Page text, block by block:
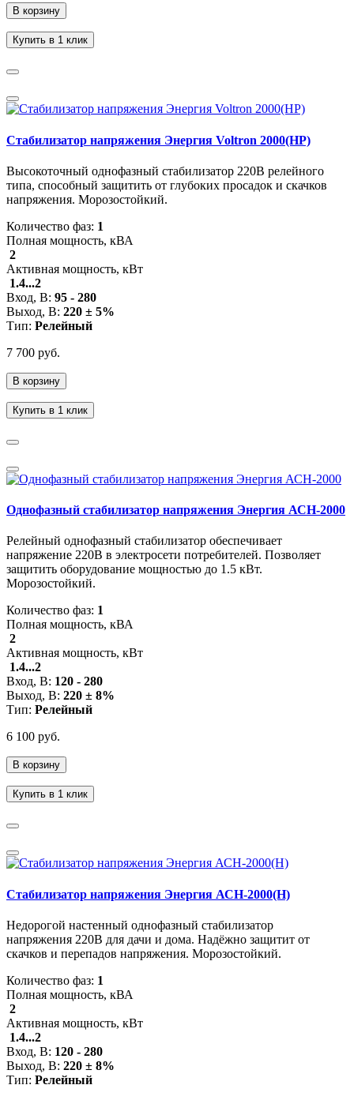
В корзину
Купить в 1 клик
Стабилизатор напряжения Энергия Voltron 2000(HP)
Высокоточный однофазный стабилизатор 220В релейного
типа, способный защитить от глубоких просадок и скачков
напряжения. Морозостойкий.
Количество фаз: 1
Полная мощность, кВА
2
Активная мощность, кВт
1.4...2
Вход, В: 95 - 280
Выход, В: 220 ± 5%
Тип: Релейный
7 700 руб.
В корзину
Купить в 1 клик
Однофазный стабилизатор напряжения Энергия АСН-2000
Релейный однофазный стабилизатор обеспечивает
напряжение 220В в электросети потребителей. Позволяет
защитить оборудование мощностью до 1.5 кВт.
Морозостойкий.
Количество фаз: 1
Полная мощность, кВА
2
Активная мощность, кВт
1.4...2
Вход, В: 120 - 280
Выход, В: 220 ± 8%
Тип: Релейный
6 100 руб.
В корзину
Купить в 1 клик
Стабилизатор напряжения Энергия АСН-2000(Н)
Недорогой настенный однофазный стабилизатор
напряжения 220В для дачи и дома. Надёжно защитит от
скачков и перепадов напряжения. Морозостойкий.
Количество фаз: 1
Полная мощность, кВА
2
Активная мощность, кВт
1.4...2
Вход, В: 120 - 280
Выход, В: 220 ± 8%
Тип: Релейный